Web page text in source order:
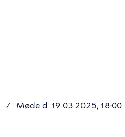
Møde d. 19.03.2025, 18:00